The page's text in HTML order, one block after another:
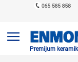
065 585 858
Premijum